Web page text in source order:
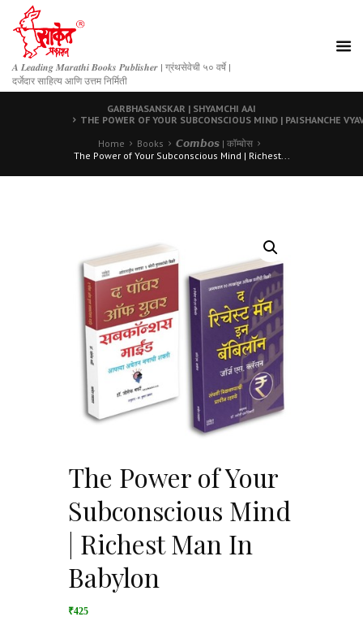
𝑨 𝑳𝒆𝒂𝒅𝒊𝒏𝒈 𝑴𝒂𝒓𝒂𝒕𝒉𝒊 𝑩𝒐𝒐𝒌𝒔 𝑷𝒖𝒃𝒍𝒊𝒔𝒉𝒆𝒓 | ग्रंथसेवेची ५० वर्षे |
दर्जेदार साहित्य आणि उत्तम निर्मिती
GARBHASANSKAR | SHYAMCHI AAI
THE POWER OF YOUR SUBCONSCIOUS MIND | PAISHANCHE
Home
Books
𝘾𝙤𝙢𝙗𝙤𝙨 | कॉम्बोस
The Power of Your Subconscious Mind | Richest...
The Power of Your
Subconscious Mind
| Richest Man In
Babylon
₹425